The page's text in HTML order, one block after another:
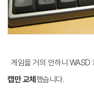
게임을 거의 안하니 WASD
캡만 교체 했습니다.